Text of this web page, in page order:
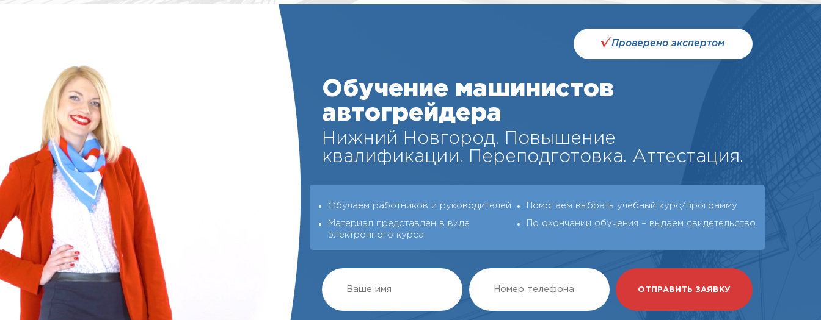
Проверено экспертом
Обучение машинистов
автогрейдера
Нижний Новгород. Повышение
квалификации. Переподготовка. Аттестация.
Обучаем работников и руководителей Помогаем выбрать учебный курс/программу
Материал представлен в виде
электронного курса
По окончании обучения – выдаeм свидетельство